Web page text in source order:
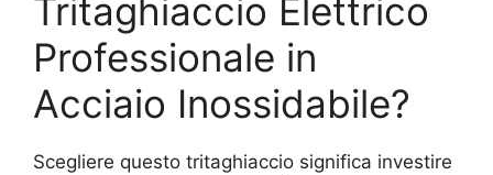
Tritaghiaccio Elettrico
Professionale in
Acciaio Inossidabile?
Scegliere questo tritaghiaccio significa investire